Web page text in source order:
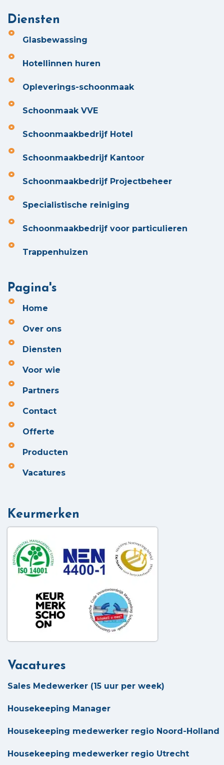
Diensten
Glasbewassing
Hotellinnen huren
Opleverings-schoonmaak
Schoonmaak VVE
Schoonmaakbedrijf Hotel
Schoonmaakbedrijf Kantoor
Schoonmaakbedrijf Projectbeheer
Specialistische reiniging
Schoonmaakbedrijf voor particulieren
Trappenhuizen
Pagina's
Home
Over ons
Diensten
Voor wie
Partners
Contact
Offerte
Producten
Vacatures
Keurmerken
Vacatures
Sales Medewerker (15 uur per week)
Housekeeping Manager
Housekeeping medewerker regio Noord-Holland
Housekeeping medewerker regio Utrecht